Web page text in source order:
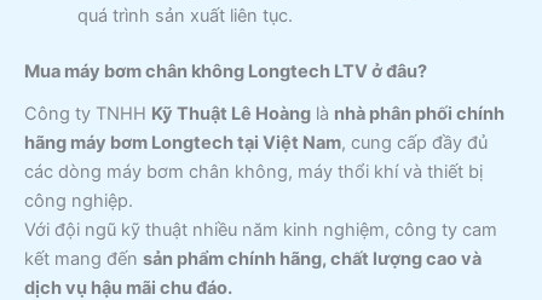
quá trình sản xuất liên tục.
Mua máy bơm chân không Longtech LTV ở đâu?
Công ty TNHH Kỹ Thuật Lê Hoàng là nhà phân phối chính
hãng máy bơm Longtech tại Việt Nam, cung cấp đầy đủ
các dòng máy bơm chân không, máy thổi khí và thiết bị
công nghiệp.
Với đội ngũ kỹ thuật nhiều năm kinh nghiệm, công ty cam
kết mang đến sản phẩm chính hãng, chất lượng cao và
dịch vụ hậu mãi chu đáo.